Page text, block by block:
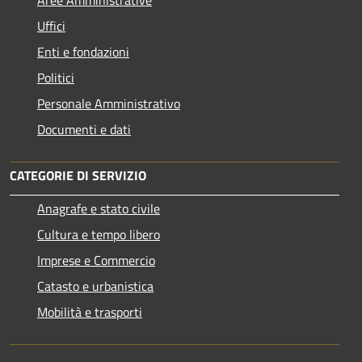
Uffici
Enti e fondazioni
Politici
Personale Amministrativo
Documenti e dati
CATEGORIE DI SERVIZIO
Anagrafe e stato civile
Cultura e tempo libero
Imprese e Commercio
Catasto e urbanistica
Mobilità e trasporti